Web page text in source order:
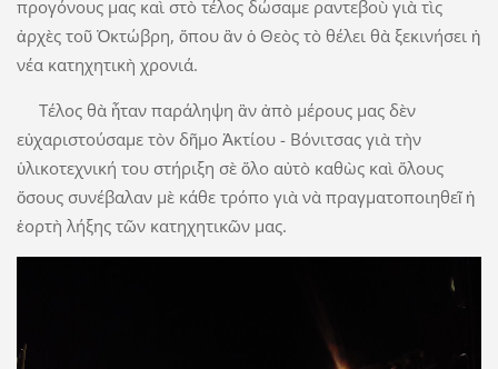
προγόνους μας καὶ στὸ τέλος δώσαμε ραντεβοὺ γιὰ τὶς
ἀρχὲς τοῦ Ὀκτώβρη, ὅπου ἂν ὁ Θεὸς τὸ θέλει θὰ ξεκινήσει ἡ
νέα κατηχητικὴ χρονιά.
Τέλος θὰ ἦταν παράληψη ἂν ἀπὸ μέρους μας δὲν
εὐχαριστούσαμε τὸν δῆμο Ἀκτίου - Βόνιτσας γιὰ τὴν
ὑλικοτεχνική του στήριξη σὲ ὅλο αὐτὸ καθὼς καὶ ὅλους
ὅσους συνέβαλαν μὲ κάθε τρόπο γιὰ νὰ πραγματοποιηθεῖ ἡ
ἑορτὴ λήξης τῶν κατηχητικῶν μας.